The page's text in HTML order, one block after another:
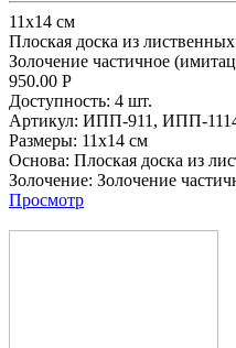
11х14 см
Плоская доска из
Золочение частичное
950.00 Р
Доступность: 4 шт.
Артикул: ИПП-911, ИПП-
Размеры: 11х14 см
Основа: Плоская доска из
Золочение: Золочение
Просмотр